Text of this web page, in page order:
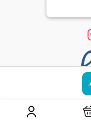
برای مقاصد غیر تجاری و با ذکر